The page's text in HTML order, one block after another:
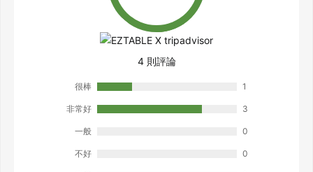
4 則評論
很棒 1
非常好 3
一般 0
不好 0